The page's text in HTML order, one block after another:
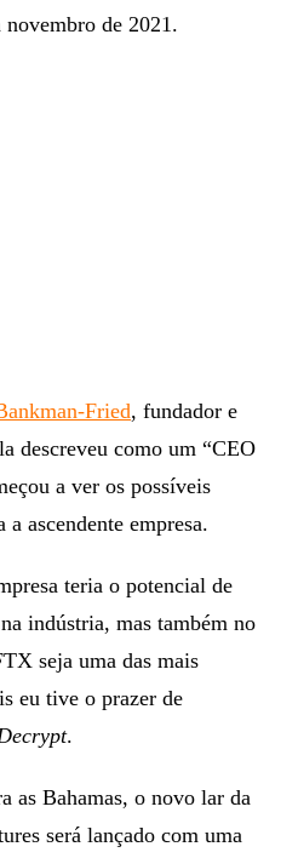
novembro de 2021.
Fried, fundador e
descreveu como um “CEO
a ver os possíveis
ascendente empresa.
teria o potencial de
indústria, mas também no
seja uma das mais
eu tive o prazer de
.
as Bahamas, o novo lar da
será lançado com uma